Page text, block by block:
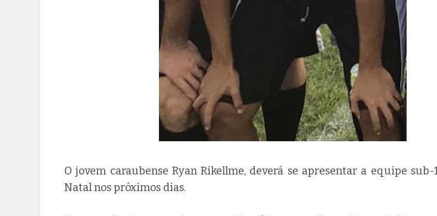
O jovem caraubense Ryan Rikellme, deverá se apresentar a equipe sub-
Natal nos próximos dias.